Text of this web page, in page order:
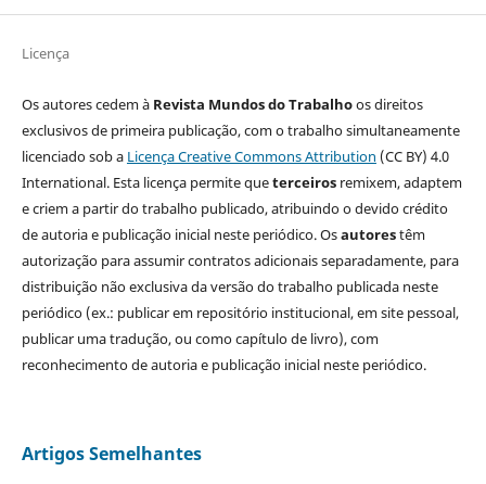
Licença
Os autores cedem à Revista Mundos do Trabalhoos direitos
exclusivos de primeira publicação, com o trabalho simultaneamente
licenciado sob a Licença Creative Commons Attribution (CC BY) 4.0
International. Esta licença permite queterceirosremixem, adaptem
e criem a partir do trabalho publicado, atribuindo o devido crédito
de autoria e publicação inicial neste periódico. Osautorestêm
autorização para assumir contratos adicionais separadamente, para
distribuição não exclusiva da versão do trabalho publicada neste
periódico (ex.: publicar em repositório institucional, em site pessoal,
publicar uma tradução, ou como capítulo de livro), com
reconhecimento de autoria e publicação inicial neste periódico.
Artigos Semelhantes